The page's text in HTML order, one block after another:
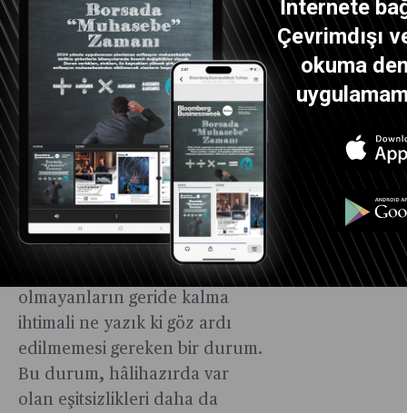
İnternete
Çevrimdışı
okuma
Diğer taraftan, dijital katılım,
erişimden ve hatta kişinin dijital
becerilerinden daha fazlası. Bir
kişinin teknolojiyle etkileşim
kurma becerisine ne kadar
güvendiği de önemli.
İş yaşamlarımızda yapay zekâ
kullanımı hız kazandıkça,
yüksek kaliteli eğitim ve öğretim
programlarına erişimi
olmayanların geride kalma
ihtimali ne yazık ki göz ardı
edilmemesi gereken bir durum.
Bu durum, hâlihazırda var
olan eşitsizlikleri daha da